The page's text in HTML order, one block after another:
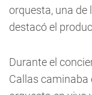
orquesta, una de
destacó el
Durante el
Callas